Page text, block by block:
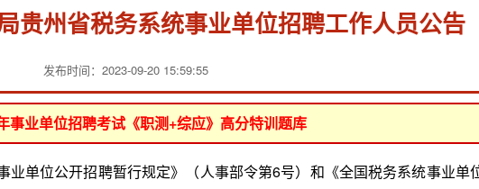
贵州省税务系统事业单位招聘工作人员公告
发布时间：2023-09-20 15:59:55
事业单位招聘考试《职测+综应》高分特训题库
单位公开招聘暂行规定》（人事部令第6号）和《全国税务系统事业单